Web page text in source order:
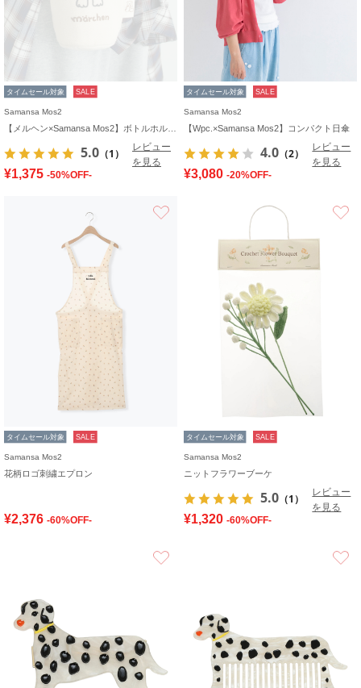
タイムセール対象 SALE
Samansa Mos2
5.0 （1）
レビュー
を見る
¥1,375 -50%OFF-
タイムセール対象 SALE
Samansa Mos2
【Wpc.×Samansa Mos2】コンパクト日傘
4.0 （2）
レビュー
を見る
¥3,080 -20%OFF-
タイムセール対象 SALE
Samansa Mos2
花柄ロゴ刺繍エプロン
¥2,376 -60%OFF-
タイムセール対象 SALE
Samansa Mos2
ニットフラワーブーケ
5.0 （1）
レビュー
を見る
¥1,320 -60%OFF-